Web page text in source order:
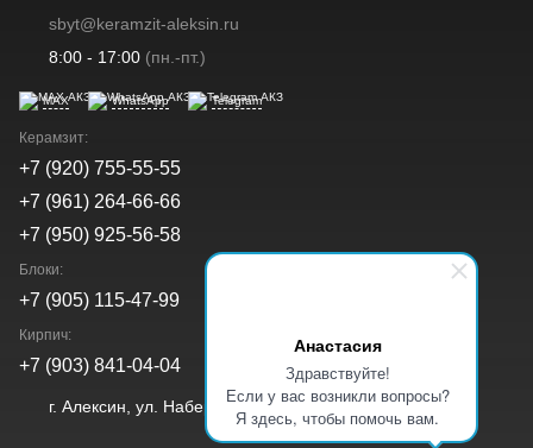
Анастасия
Здравствуйте!
Если у вас возникли вопросы?
Я здесь, чтобы помочь вам.
sbyt@keramzit-aleksin.ru
8:00 - 17:00(пн.-пт.)
MAX WhatsApp Telegram
Керамзит:
+7 (920) 755-55-55
+7 (961) 264-66-66
+7 (950) 925-56-58
Блоки:
+7 (905) 115-47-99
Кирпич:
+7 (903) 841-04-04
г. Алексин, ул. Набережная, д. 40а